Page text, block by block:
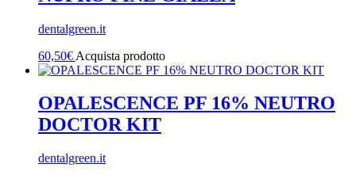
dentalgreen.it
60,50€ Acquista prodotto
OPALESCENCE PF 16% NEUTRO
DOCTOR KIT
dentalgreen.it